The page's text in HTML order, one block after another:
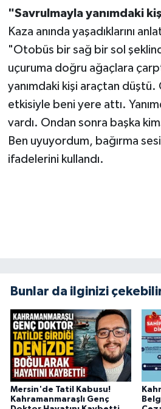
"Savrulmayla yanımdaki
Kaza anında yaşadıklarını
"Otobüs bir sağ bir sol
uçuruma doğru ağaçlara
yanımdaki kişi araçtan düştü.
etkisiyle beni yere attı.
vardı. Ondan sonra başka
Ben uyuyordum, bağırma
ifadelerini kullandı.
Bunlar da ilginizi
Mersin'de Tatil Kabusu!
Kahramanmaraşlı Genç
BİLİM TEKNOLOJİ
SEÇİM 2015
ÇEVRE
BİLİM VE TEKNOLOJİ
YARIŞMALAR